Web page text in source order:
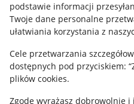
podstawie informacji
Twoje dane personalne
ułatwiania korzystania z
Cele przetwarzania
dostępnych pod przyciskiem:
plików cookies.
Zgodę wyrażasz dobrowolnie i
Polityka plików "cookies"
Ustawienia plików "cookies"
Udostępnianie lokalizacji
Informacje dla Aktu o